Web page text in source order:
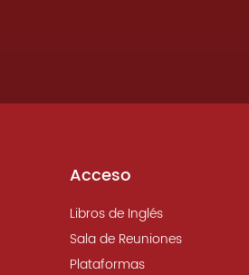
Acceso
Libros de Inglés
Sala de Reuniones
Plataformas